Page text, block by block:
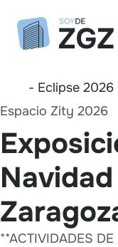
- Eclipse 2026
Espacio Zity 2026
**ACTIVIDADES